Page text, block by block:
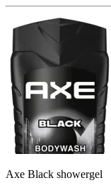
Axe Black showergel